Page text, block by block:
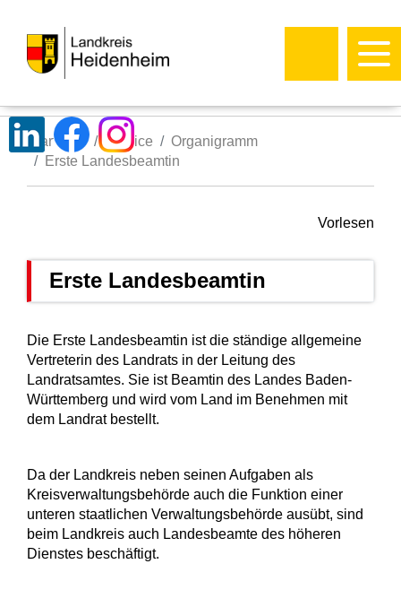
Startseite Service
Organigramm
Erste Landesbeamtin
Vorlesen
Erste Landesbeamtin
Die Erste Landesbeamtin ist die ständige allgemeine
Vertreterin des Landrats in der Leitung des
Landratsamtes. Sie ist Beamtin des Landes Baden-
Württemberg und wird vom Land im Benehmen mit
dem Landrat bestellt.
Da der Landkreis neben seinen Aufgaben als
Kreisverwaltungsbehörde auch die Funktion einer
unteren staatlichen Verwaltungsbehörde ausübt, sind
beim Landkreis auch Landesbeamte des höheren
Dienstes beschäftigt.